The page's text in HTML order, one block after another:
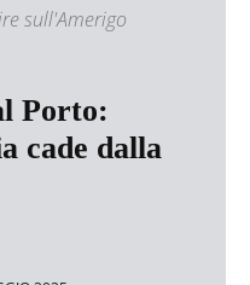
sull'Amerigo
Porto:
cade dalla